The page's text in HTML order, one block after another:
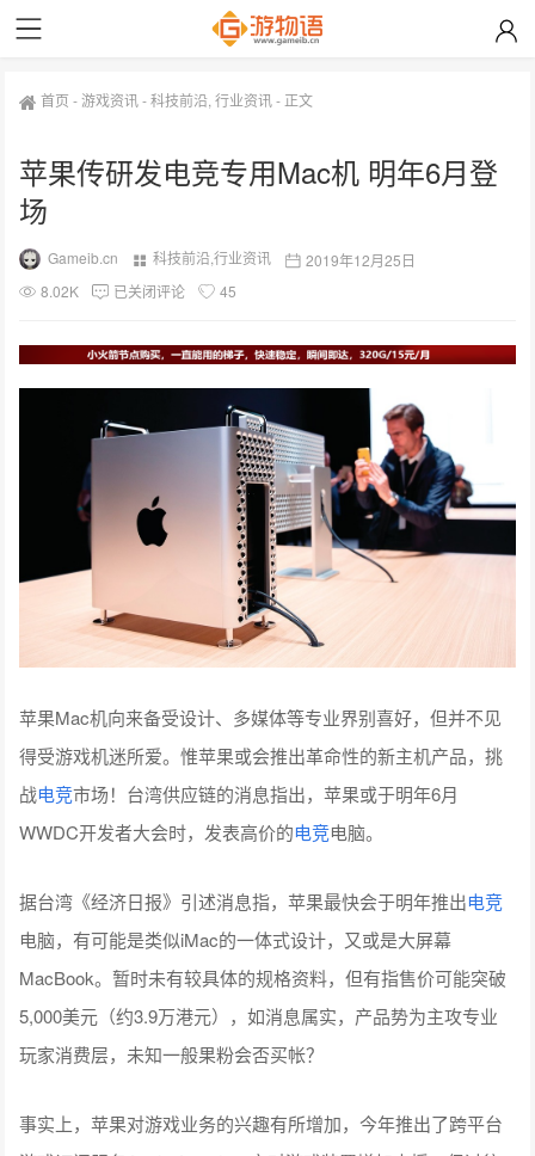
首页 -游戏资讯-科技前沿 ,行业资讯- 正文
苹果传研发电竞专用Mac机 明年6月登
场
Gameib.cn 科技前沿,行业资讯
2019年12月25日
8.02K
已关闭评论 45
苹果Mac机向来备受设计、多媒体等专业界别喜好，但并不见
得受游戏机迷所爱。惟苹果或会推出革命性的新主机产品，挑
战电竞市场！台湾供应链的消息指出，苹果或于明年6月
WWDC开发者大会时，发表高价的电竞电脑。
据台湾《经济日报》引述消息指，苹果最快会于明年推出电竞
电脑，有可能是类似iMac的一体式设计，又或是大屏幕
MacBook。暂时未有较具体的规格资料，但有指售价可能突破
5,000美元（约3.9万港元），如消息属实，产​​品势为主攻专业
玩家消费层，未知一般果粉会否买帐？
事实上，苹果对游戏业务的兴趣有所增加，今年推出了跨平台